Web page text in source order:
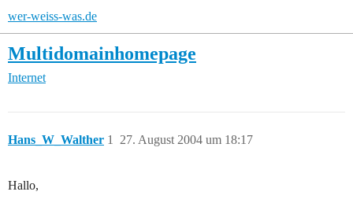
wer-weiss-was.de
Multidomainhomepage
Internet
Hans_W_Walther 27. August 2004 um 18:17
1
Hallo,